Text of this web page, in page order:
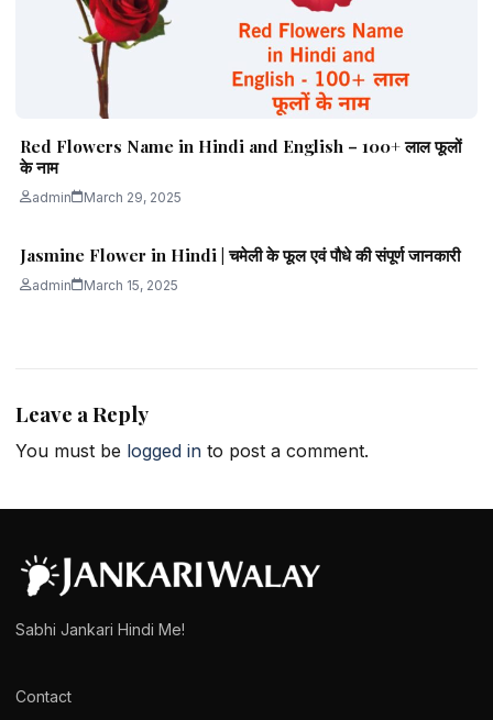
Red Flowers Name in Hindi and English – 100+ लाल फूलों
के नाम
admin March 29, 2025
Jasmine Flower in Hindi | चमेली के फूल एवं पौधे की संपूर्ण जानकारी
admin March 15, 2025
Leave a Reply
You must be logged in to post a comment.
Sabhi Jankari Hindi Me!
Contact